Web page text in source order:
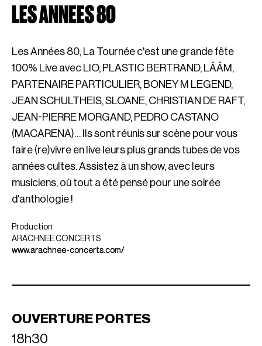
LES ANNEES 80
Les Années 80, La Tournée c'est une grande fête
100% Live avec LIO, PLASTIC BERTRAND, LÂÂM,
PARTENAIRE PARTICULIER, BONEY M LEGEND,
JEAN SCHULTHEIS, SLOANE, CHRISTIAN DE RAFT,
JEAN-PIERRE MORGAND, PEDRO CASTANO
(MACARENA)… Ils sont réunis sur scène pour vous
faire (re)vivre en live leurs plus grands tubes de vos
années cultes. Assistez à un show, avec leurs
musiciens, où tout a été pensé pour une soirée
d'anthologie !
Production
ARACHNEE CONCERTS
www.arachnee-concerts.com/
OUVERTURE PORTES
18h30